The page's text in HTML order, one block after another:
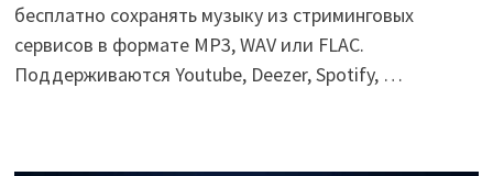
бесплатно сохранять музыку из стриминговых
сервисов в формате MP3, WAV или FLAC.
Поддерживаются Youtube, Deezer, Spotify, …